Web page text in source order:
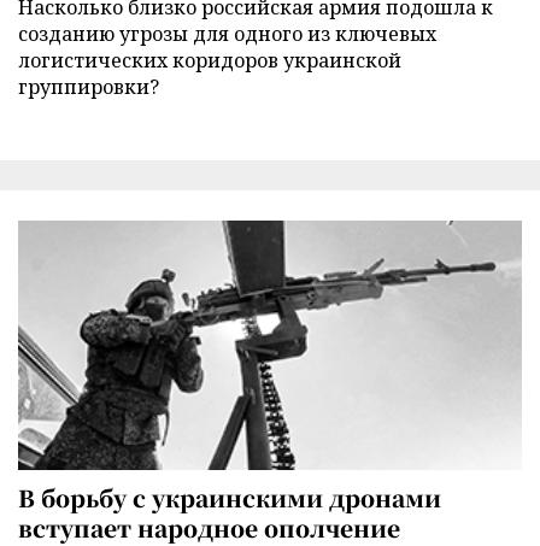
Насколько близко российская армия подошла к
созданию угрозы для одного из ключевых
логистических коридоров украинской
группировки?
В борьбу с украинскими дронами
вступает народное ополчение